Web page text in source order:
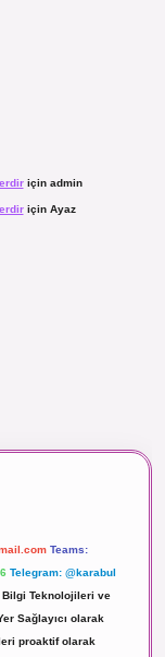
için admin
için Ayaz
Teams:
Telegram: @karabul
Bilgi Teknolojileri ve
Sağlayıcı olarak
proaktif olarak